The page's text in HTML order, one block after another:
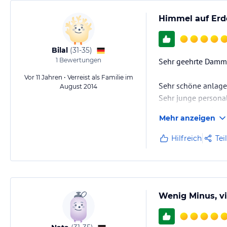
Bilal (31-35)
1 Bewertungen
Vor 11 Jahren • Verreist als Familie im
August 2014
Himmel auf
Sehr geehrte
Sehr schöne
Sehr junge
Die Anlage eınfach
Musik ist
G. Bilal
Mehr anzeigen
Hilfreich
Wenig Minus,